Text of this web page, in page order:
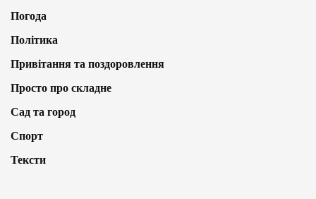
Погода
Політика
Привітання та поздоровлення
Просто про складне
Сад та город
Спорт
Тексти